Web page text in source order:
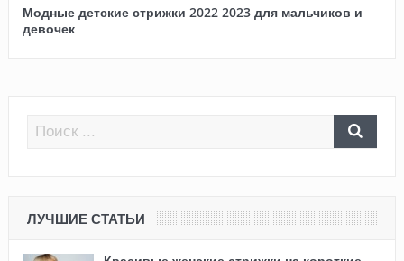
Модные детские стрижки 2022 2023 для мальчиков и
девочек
ЛУЧШИЕ СТАТЬИ